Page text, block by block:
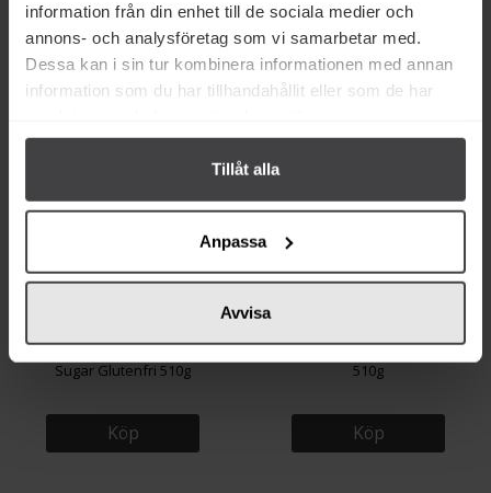
information från din enhet till de sociala medier och
annons- och analysföretag som vi samarbetar med.
Dessa kan i sin tur kombinera informationen med annan
information som du har tillhandahållit eller som de har
Tillåt alla
Anpassa
Avvisa
Stubb's BBQ-sås Smokey Brown
Sugar Glutenfri 510g
Köp
Stubb's Sweet Heat BBQ Sauce
510g
Köp